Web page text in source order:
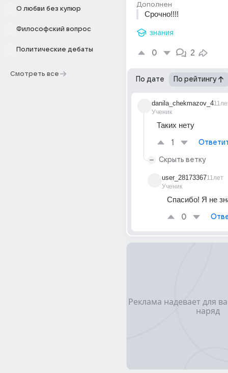
О любви без купюр
Философский вопрос
Политические дебаты
Смотреть все
Дополнен
Cpoчнo!!!!
знания
0 2
По дате По рейтингу
danila_chekmazov_4
Ученик
Таких нету
1
Скрыть ветку
user_28173367
Ученик
11лет
Спасибо! Я не
0